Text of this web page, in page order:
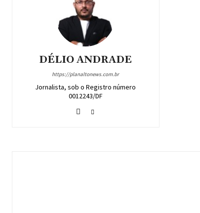
DÉLIO ANDRADE
https://planaltonews.com.br
Jornalista, sob o Registro número
0012243/DF